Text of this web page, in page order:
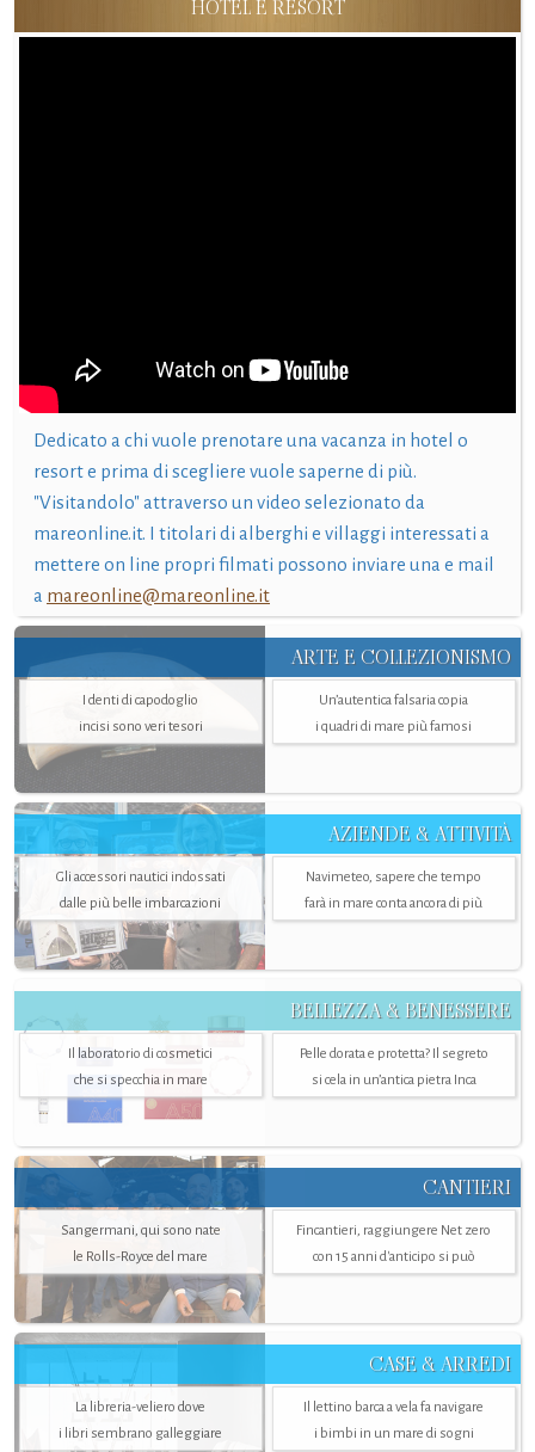
HOTEL E RESORT
Dedicato a chi vuole prenotare una vacanza in hotel o
resort e prima di scegliere vuole saperne di più.
"Visitandolo" attraverso un video selezionato da
mareonline.it. I titolari di alberghi e villaggi interessati a
mettere on line propri filmati possono inviare una e mail
a mareonline@mareonline.it
ARTE E COLLEZIONISMO
I denti di capodoglio
incisi sono veri tesori
Un’autentica falsaria copia
i quadri di mare più famosi
AZIENDE & ATTIVITÀ
Gli accessori nautici indossati
dalle più belle imbarcazioni
Navimeteo, sapere che tempo
farà in mare conta ancora di più
BELLEZZA & BENESSERE
Il laboratorio di cosmetici
che si specchia in mare
Pelle dorata e protetta? Il segreto
si cela in un’antica pietra Inca
CANTIERI
Sangermani, qui sono nate
le Rolls-Royce del mare
Fincantieri, raggiungere Net zero
con 15 anni d'anticipo si può
CASE & ARREDI
La libreria-veliero dove
i libri sembrano galleggiare
Il lettino barca a vela fa navigare
i bimbi in un mare di sogni